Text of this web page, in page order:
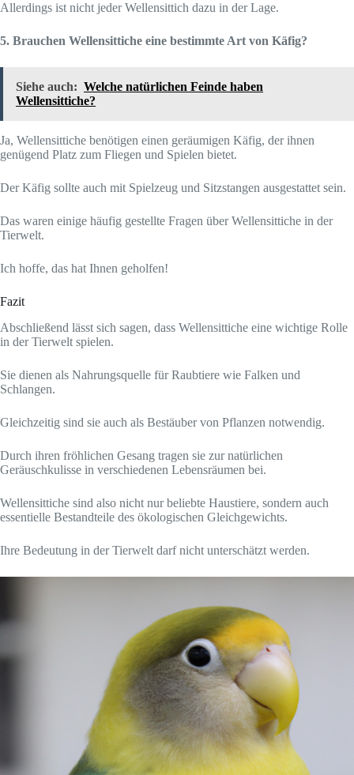
Allerdings ist nicht jeder Wellensittich dazu in der Lage.
5. Brauchen Wellensittiche eine bestimmte Art von Käfig?
Siehe auch: Welche natürlichen Feinde haben
Wellensittiche?
Ja, Wellensittiche benötigen einen geräumigen Käfig, der ihnen
genügend Platz zum Fliegen und Spielen bietet.
Der Käfig sollte auch mit Spielzeug und Sitzstangen ausgestattet sein.
Das waren einige häufig gestellte Fragen über Wellensittiche in der
Tierwelt.
Ich hoffe, das hat Ihnen geholfen!
Fazit
Abschließend lässt sich sagen, dass Wellensittiche eine wichtige Rolle
in der Tierwelt spielen.
Sie dienen als Nahrungsquelle für Raubtiere wie Falken und
Schlangen.
Gleichzeitig sind sie auch als Bestäuber von Pflanzen notwendig.
Durch ihren fröhlichen Gesang tragen sie zur natürlichen
Geräuschkulisse in verschiedenen Lebensräumen bei.
Wellensittiche sind also nicht nur beliebte Haustiere, sondern auch
essentielle Bestandteile des ökologischen Gleichgewichts.
Ihre Bedeutung in der Tierwelt darf nicht unterschätzt werden.